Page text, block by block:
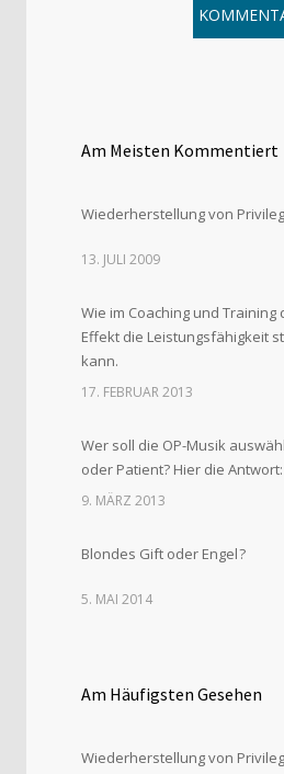
Am Meisten Kommentiert
Wiederherstellung von
13. JULI 2009
Wie im Coaching und Training
Effekt die Leistungsfähigkeit
kann.
17. FEBRUAR 2013
Wer soll die OP-Musik
oder Patient? Hier die Antwort:
9. MÄRZ 2013
Blondes Gift oder Engel ?
5. MAI 2014
Am Häufigsten Gesehen
Wiederherstellung von